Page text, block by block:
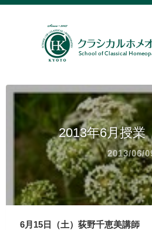
2013年6月授業
2013/06/
6月15日（土）荻野千恵美講師